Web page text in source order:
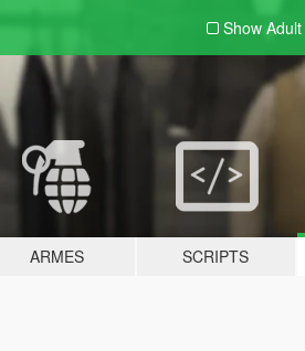
Show Adult
ARMES SCRIPTS